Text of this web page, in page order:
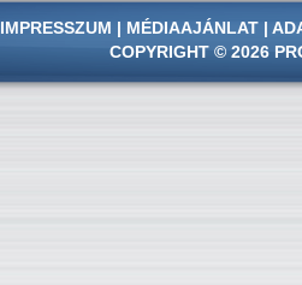
IMPRESSZUM | MÉDIAAJÁNLAT |
COPYRIGHT © 2026